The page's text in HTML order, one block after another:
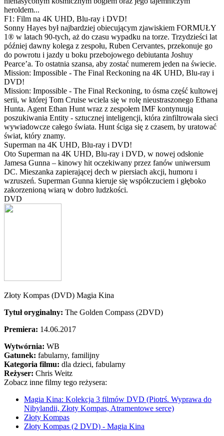
heroldem...
F1: Film na 4K UHD, Blu-ray i DVD!
Sonny Hayes był najbardziej obiecującym zjawiskiem FORMUŁY
1® w latach 90-tych, aż do czasu wypadku na torze. Trzydzieści lat
później dawny kolega z zespołu, Ruben Cervantes, przekonuje go
do powrotu i jazdy u boku przebojowego debiutanta Joshuy
Pearce’a. To ostatnia szansa, aby zostać numerem jeden na świecie.
Mission: Impossible - The Final Reckoning na 4K UHD, Blu-ray i
DVD!
Mission: Impossible - The Final Reckoning, to ósma część kultowej
serii, w której Tom Cruise wciela się w rolę nieustraszonego Ethana
Hunta. Agent Ethan Hunt wraz z zespołem IMF kontynuują
poszukiwania Entity - sztucznej inteligencji, która zinfiltrowała sieci
wywiadowcze całego świata. Hunt ściga się z czasem, by uratować
świat, który znamy.
Superman na 4K UHD, Blu-ray i DVD!
Oto Superman na 4K UHD, Blu-ray i DVD, w nowej odsłonie
Jamesa Gunna – kinowy hit oczekiwany przez fanów uniwersum
DC. Mieszanka zapierającej dech w piersiach akcji, humoru i
wzruszeń. Superman Gunna kieruje się współczuciem i głęboko
zakorzenioną wiarą w dobro ludzkości.
DVD
Złoty Kompas (DVD) Magia Kina
Tytuł oryginalny: The Golden Compass (2DVD)
Premiera: 14.06.2017
Wytwórnia: WB
Gatunek: fabularny, familijny
Kategoria filmu: dla dzieci, fabularny
Reżyser: Chris Weitz
Zobacz inne filmy tego reżysera:
Magia Kina: Kolekcja 3 filmów DVD (Piotrś. Wyprawa do
Nibylandii, Złoty Kompas, Atramentowe serce)
Złoty Kompas
Złoty Kompas (2 DVD) - Magia Kina